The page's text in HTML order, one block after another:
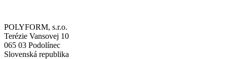
POLYFORM, s.r.o.
Terézie Vansovej 10
065 03 Podolínec
Slovenská republika